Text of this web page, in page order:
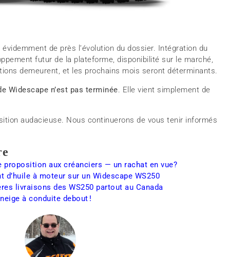
de près l’évolution du dossier. Intégration du
futur de la plateforme, disponibilité sur le marché,
demeurent, et les prochains mois seront déterminants.
Widescape n’est pas terminée. Elle vient simplement de
audacieuse. Nous continuerons de vous tenir informés
proposition aux créanciers — un rachat en vue?
d’huile à moteur sur un Widescape WS250
livraisons des WS250 partout au Canada
à conduite debout !